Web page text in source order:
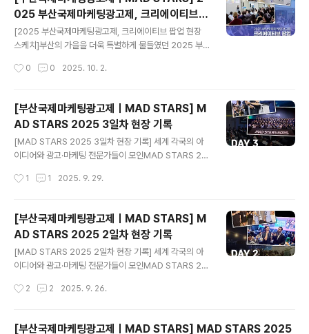
력으로 확장되고,그 영향력이 다시 새로운 가능성을 여는
순간. MAD STARS 2026에서는급변하는 마케팅·광고·
디지털 콘텐츠 산업 속에서아이디어가 어떤 가치를 만들
고,어떻게 사람과 세상을 움직이는지 직접 확인할 수 있습
로 [MAD STARS 2026]전문가 대상 프로그램(유료)20
025 부산국제마케팅광고제, 크리에이티브
팝업 돌아보기
[2025 부산국제마케팅광고제, 크리에이티브 팝업 현장
스케치]부산의 가을을 더욱 특별하게 물들였던 2025 부
즐길 수 있었던 이번 행사는광고·마케팅·디지털 콘텐츠의
는데요! 세상을 바꾸는 창의적인 광고들이 모인 MAD ST
ARS 주요 수상작 & 광고 카피 전시부터국내 광고·마케팅
전문가들의 생생한 강연까지!잊지 못할 순간들로 채워진
현장, 과연 어떤 모습이었을지 궁금하시죠?😊 지금부터 2
025 부산국제마케팅광고제, 크리에이티브 팝업의 특별한
제, 크리에이티브 팝업은지난 9월 19일(금) ~ 9월 21일
0 0 2025. 10. 2.
[부산국제마케팅광고제ㅣMAD STARS] M
AD STARS 2025 3일차 현장 기록
[MAD STARS 2025 3일차 현장 기록] 세계 각국의 아
이디어와 광고·마케팅 전문가들이 모인MAD STARS 20
째 날의 뜨거운 시작, 둘째 날의 풍성한 교류에 힘입어마지
프로그램이 이어지며 참가자들의 열정은 끝까지 이어졌습
니다.대단원의 막을 내린 3일 차, 그 특별한 순간들을 함께
만나볼까요?✨ *** YOUNG STARS & NEW STARS
Special Session[YOUNG STARS 심사위원장 스페셜
세션] 신발이 아닌 '믿음'을 팔아라(Livio Grossi, Group
/ Dentsu ..
1 1 2025. 9. 29.
[부산국제마케팅광고제ㅣMAD STARS] M
AD STARS 2025 2일차 현장 기록
[MAD STARS 2025 2일차 현장 기록] 세계 각국의 아
이디어와 광고·마케팅 전문가들이 모인MAD STARS 20
운 시작에 힘입어 둘째 날 현장도 곳곳에서 활기가 넘쳤는
이 한층 더 빛났습니다.그 풍성했던 둘째 날 순간들, 함께
2 2 2025. 9. 26.
[부산국제마케팅광고제ㅣMAD STARS] MAD STARS 2025